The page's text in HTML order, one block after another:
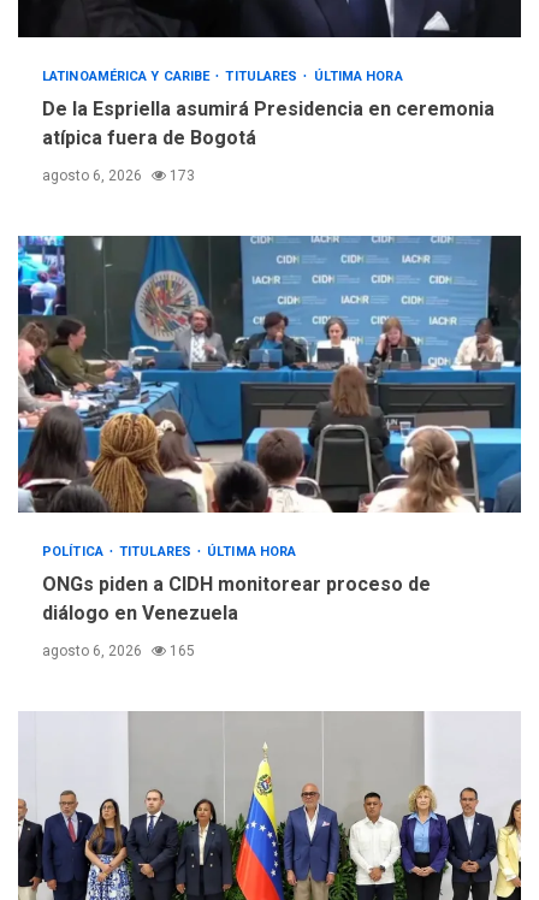
LATINOAMÉRICA Y CARIBE TITULARES ÚLTIMA HORA
De la Espriella asumirá Presidencia en ceremonia
atípica fuera de Bogotá
agosto 6, 2026 173
POLÍTICA TITULARES ÚLTIMA HORA
ONGs piden a CIDH monitorear proceso de
diálogo en Venezuela
agosto 6, 2026 165